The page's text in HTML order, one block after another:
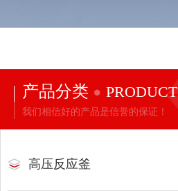
产品分类 PRODUCT
我们相信好的产品是信誉的保证！
高压反应釜